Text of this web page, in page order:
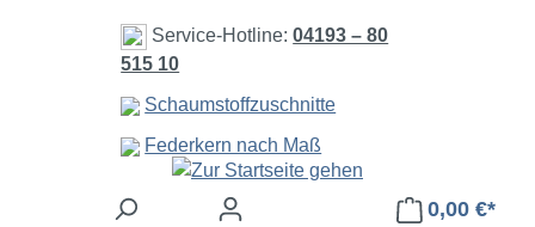
Zum Hauptinhalt springen
Service-Hotline:04193 – 80
515 10
Schaumstoffzuschnitte
Federkern nach Maß
0,00 €*